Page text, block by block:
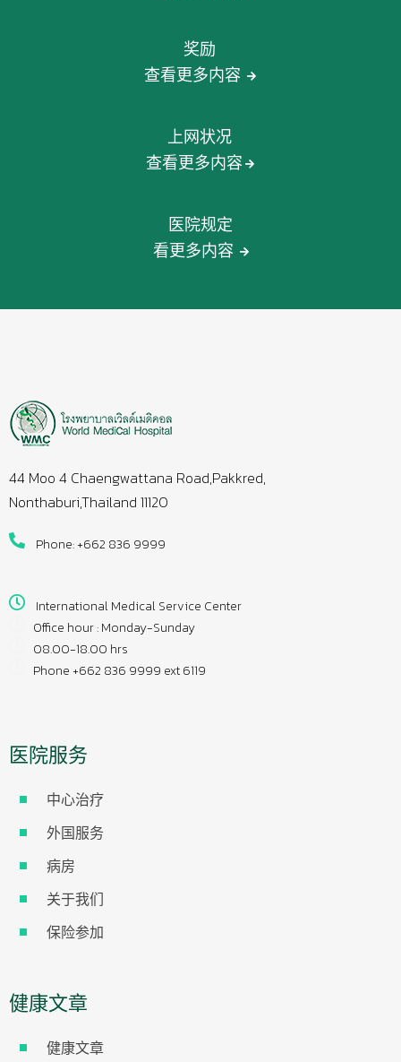
奖励
查看更多内容
上网状况
查看更多内容
医院规定
看更多内容
44 Moo 4 Chaengwattana Road,Pakkred,
Nonthaburi,Thailand 11120
Phone: +662 836 9999
International Medical Service Center
Office hour : Monday-Sunday
08.00-18.00 hrs
Phone +662 836 9999 ext 6119
医院服务
中心治疗
外国服务
病房
关于我们
保险参加
健康文章
健康文章